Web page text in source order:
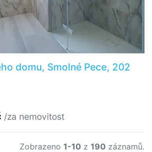
domu, Smolné Pece, 202
/za nemovitost
Zobrazeno 1-10 z 190 záznamů.